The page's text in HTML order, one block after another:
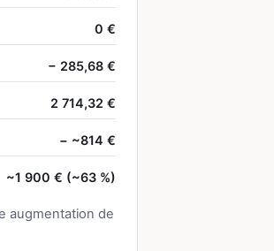
0 €
− 285,68 €
2 714,32 €
− ~814 €
~1 900 € (~63 %)
augmentation de